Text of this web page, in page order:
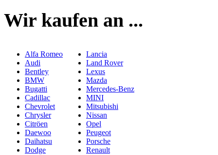
Wir kaufen an ...
Alfa Romeo
Audi
Bentley
BMW
Bugatti
Cadillac
Chevrolet
Chrysler
Citröen
Daewoo
Daihatsu
Dodge
Lancia
Land Rover
Lexus
Mazda
Mercedes-Benz
MINI
Mitsubishi
Nissan
Opel
Peugeot
Porsche
Renault